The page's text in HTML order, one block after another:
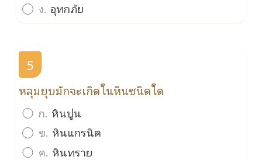
ง. อุทกภัย
5
หลุมยุบมักจะเกิดในหินชนิดใด
ก. หินปูน
ข. หินแกรนิต
ค. หินทราย